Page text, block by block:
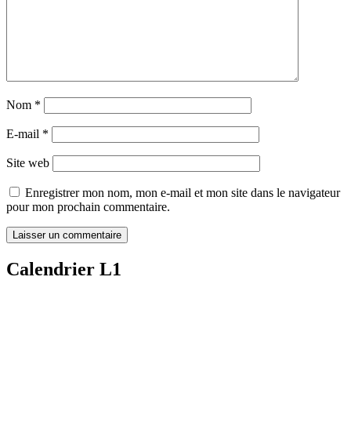
Nom *
E-mail *
Site web
Enregistrer mon nom, mon e-mail et mon site dans le navigateur
pour mon prochain commentaire.
Calendrier L1